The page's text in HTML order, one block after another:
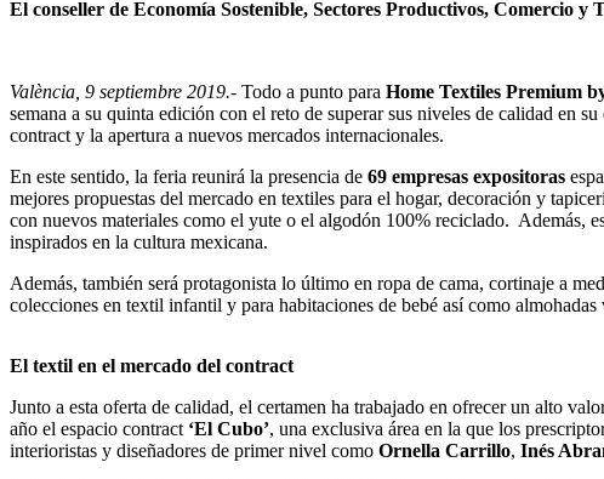
El conseller de Economía Sostenible, Sectores Productivos, Comercio
València, 9 septiembre 2019.- Todo a punto para Home Textiles Premium
semana a su quinta edición con el reto de superar sus niveles de calidad en
contract y la apertura a nuevos mercados internacionales.
En este sentido, la feria reunirá la presencia de 69 empresas expositoras
mejores propuestas del mercado en textiles para el hogar, decoración y
con nuevos materiales como el yute o el algodón 100% reciclado. Además,
inspirados en la cultura mexicana.
Además, también será protagonista lo último en ropa de cama, cortinaje a
colecciones en textil infantil y para habitaciones de bebé así como
El textil en el mercado del contract
Junto a esta oferta de calidad, el certamen ha trabajado en ofrecer un alto
año el espacio contract ‘El Cubo’, una exclusiva área en la que los
interioristas y diseñadores de primer nivel como Ornella Carrillo, Inés